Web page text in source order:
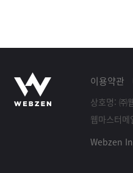
이용약관
상호명: ㈜
웹마스터메
Webzen